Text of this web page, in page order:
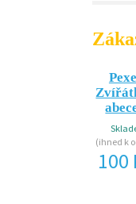
(ihned k
100